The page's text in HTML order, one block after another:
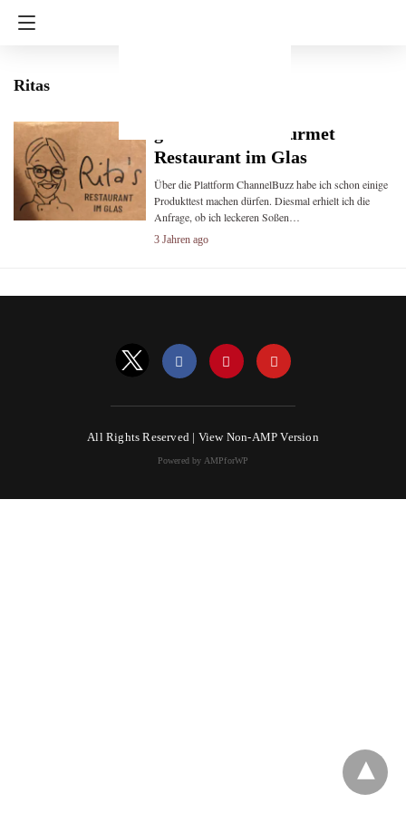
Ritas
getestet Ritas Gourmet
Restaurant im Glas
Über die Plattform ChannelBuzz habe ich schon einige
Produkttest machen dürfen. Diesmal erhielt ich die
Anfrage, ob ich leckeren Soßen…
3 Jahren ago
All Rights Reserved | View Non-AMP Version
Powered by AMPforWP